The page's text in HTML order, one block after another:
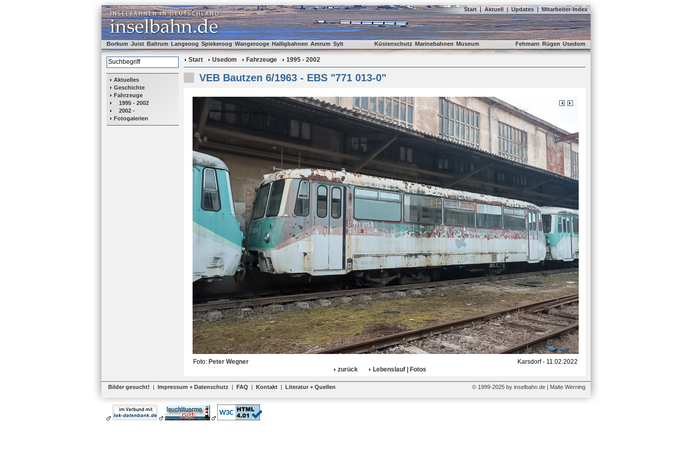
Start | Aktuell | Updates | Mitarbeiter-Index
Borkum Juist Baltrum Langeoog Spiekeroog Wangerooge Halligbahnen Amrum Sylt Küstenschutz Marinebahnen Museum Fehmarn Rügen Usedom
Aktuelles
Geschichte
Fahrzeuge
1995 - 2002
2002 -
Fotogalerien
Start Usedom Fahrzeuge 1995 - 2002
VEB Bautzen 6/1963 - EBS "771 013-0"
Foto: Peter Wegner
Karsdorf - 11.02.2022
zurück
Lebenslauf | Fotos
Bilder gesucht! | Impressum + Datenschutz | FAQ | Kontakt | Literatur + Quellen © 1999-2025 by inselbahn.de | Malte Werning